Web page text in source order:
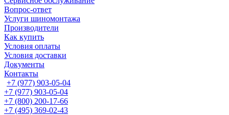
Вопрос-ответ
Услуги шиномонтажа
Производители
Как купить
Условия оплаты
Условия доставки
Документы
Контакты
+7 (977) 903-05-04
+7 (977) 903-05-04
+7 (800) 200-17-66
+7 (495) 369-02-43